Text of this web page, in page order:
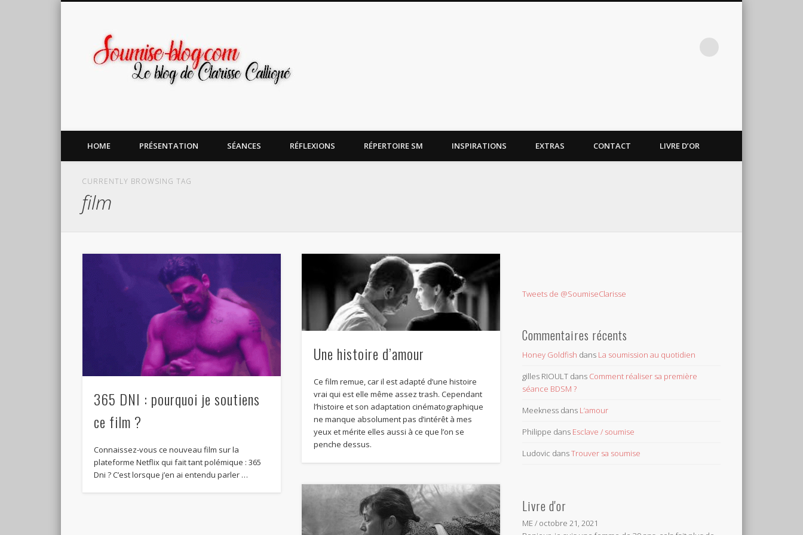
Google+
HOME PRÉSENTATION SÉANCES RÉFLEXIONS RÉPERTOIRE SM INSPIRATIONS EXTRAS CONTACT LIVRE D’OR
CURRENTLY BROWSING TAG
film
365 DNI : pourquoi je soutiens
ce film ?
Connaissez-vous ce nouveau film sur la
plateforme Netflix qui fait tant polémique : 365
Dni ? C’est lorsque j’en ai entendu parler …
Une histoire d’amour
Ce film remue, car il est adapté d’une histoire
vrai qui est elle même assez trash. Cependant
l’histoire et son adaptation cinématographique
ne manque absolument pas d’intérêt à mes
yeux et mérite elles aussi à ce que l’on se
penche dessus.
Tweets de @SoumiseClarisse
Commentaires récents
Honey Goldfish dans La soumission au quotidien
gilles RIOULT dans Comment réaliser sa première
séance BDSM ?
Meekness dans L’amour
Philippe dans Esclave / soumise
Ludovic dansTrouver sa soumise
Livre d'or
ME/ octobre 21, 2021